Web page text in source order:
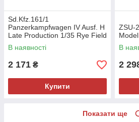
Sd.Kfz.161/1
Panzerkampfwagen IV Ausf. H
Late Production 1/35 Rye Field
Model 5127
В наявності
2 171 ₴
Купити
ZSU-
В
2
Показати ще